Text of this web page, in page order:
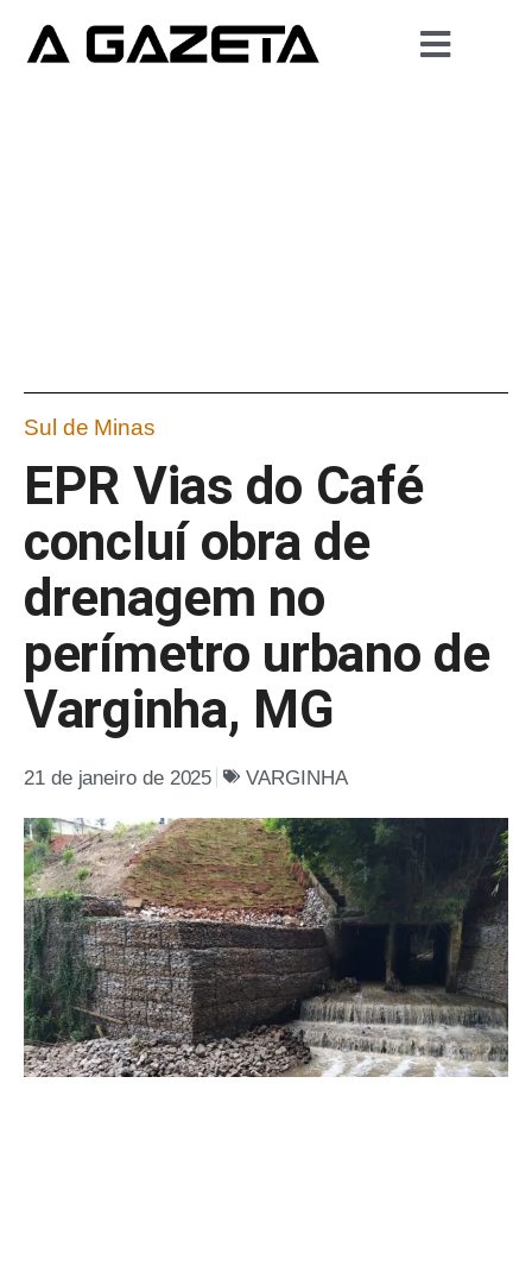
Sul de Minas
EPR Vias do Café
concluí obra de
drenagem no
perímetro urbano de
Varginha, MG
21 de janeiro de 2025 VARGINHA